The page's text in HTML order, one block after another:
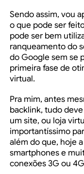
Sendo assim, vou
o que pode ser
pode ser bem
ranqueamento do
do Google sem se
primeira fase de
virtual.
Pra mim, antes
backlink, tudo
um site, ou loja
importantíssimo
além do que, hoje a
smartphonese
conexões 3G ou